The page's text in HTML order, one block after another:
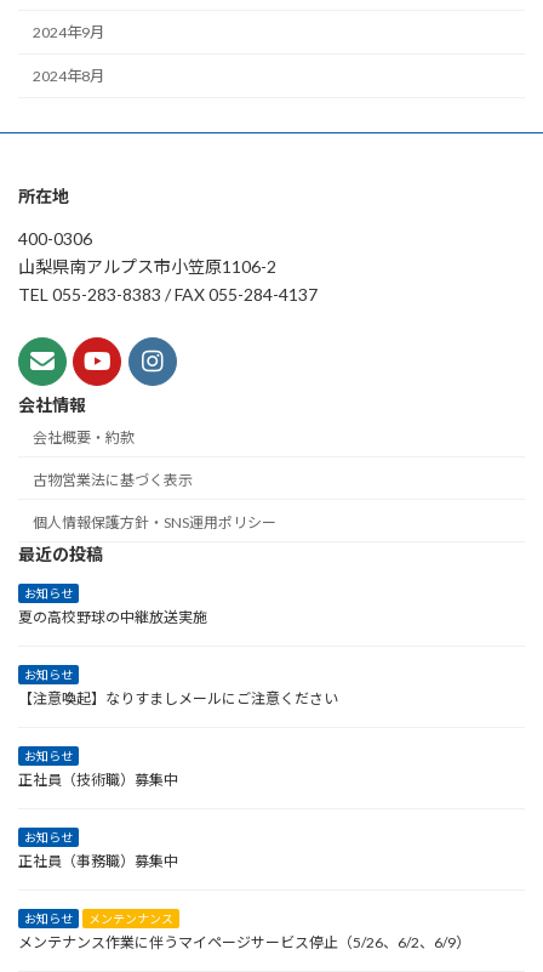
2024年9月
2024年8月
所在地
400-0306
山梨県南アルプス市小笠原1106-2
TEL 055-283-8383 / FAX 055-284-4137
会社情報
会社概要・約款
古物営業法に基づく表示
個人情報保護方針・SNS運用ポリシー
最近の投稿
お知らせ
夏の高校野球の中継放送実施
お知らせ
【注意喚起】なりすましメールにご注意ください
お知らせ
正社員（技術職）募集中
お知らせ
正社員（事務職）募集中
お知らせ メンテンナンス
メンテナンス作業に伴うマイページサービス停止（5/26、6/2、6/9）